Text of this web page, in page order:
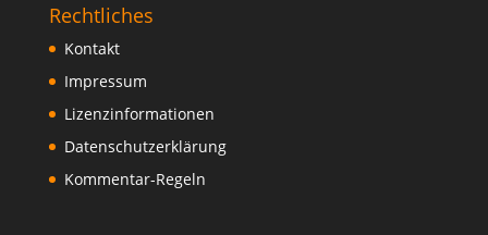
Rechtliches
Kontakt
Impressum
Lizenzinformationen
Datenschutzerklärung
Kommentar-Regeln